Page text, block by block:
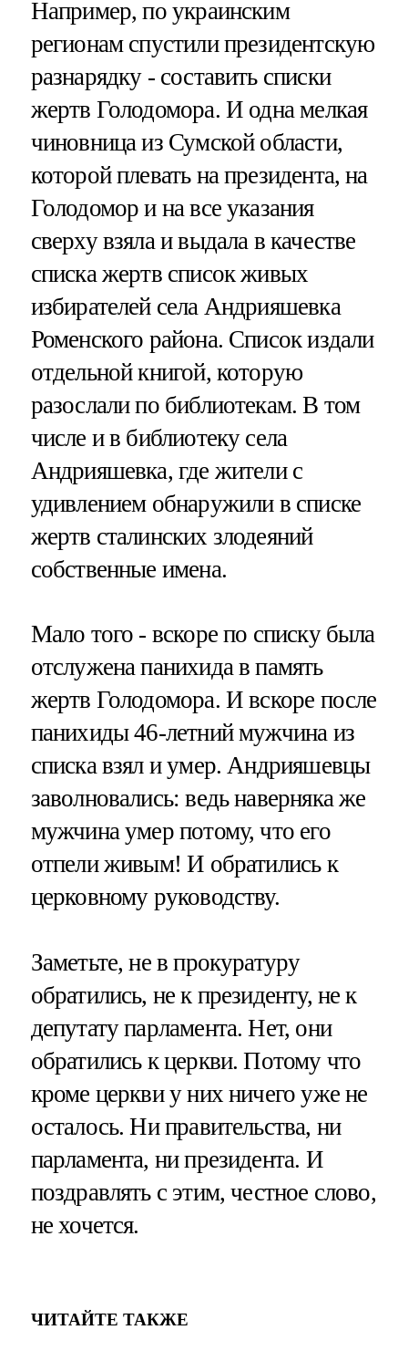
Например, по украинским
регионам спустили президентскую
разнарядку - составить списки
жертв Голодомора. И одна мелкая
чиновница из Сумской области,
которой плевать на президента, на
Голодомор и на все указания
сверху взяла и выдала в качестве
списка жертв список живых
избирателей села Андрияшевка
Роменского района. Список издали
отдельной книгой, которую
разослали по библиотекам. В том
числе и в библиотеку села
Андрияшевка, где жители с
удивлением обнаружили в списке
жертв сталинских злодеяний
собственные имена.
Мало того - вскоре по списку была
отслужена панихида в память
жертв Голодомора. И вскоре после
панихиды 46-летний мужчина из
списка взял и умер. Андрияшевцы
заволновались: ведь наверняка же
мужчина умер потому, что его
отпели живым! И обратились к
церковному руководству.
Заметьте, не в прокуратуру
обратились, не к президенту, не к
депутату парламента. Нет, они
обратились к церкви. Потому что
кроме церкви у них ничего уже не
осталось. Ни правительства, ни
парламента, ни президента. И
поздравлять с этим, честное слово,
не хочется.
ЧИТАЙТЕ ТАКЖЕ